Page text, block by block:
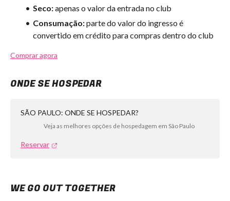
Seco:apenas o valor da entrada no club
Consumação:parte do valor do ingresso é
convertido em crédito para compras dentro do club
Comprar agora
ONDE SE HOSPEDAR
SÃO PAULO: ONDE SE HOSPEDAR?
Veja as melhores opções de hospedagem em São Paulo
Reservar
WE GO OUT TOGETHER